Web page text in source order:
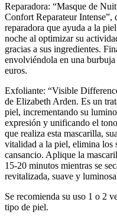
Reparadora: “Masque de
Confort Reparateur Intense”,
reparadora que ayuda a la
noche al optimizar su
gracias a sus ingredientes.
envolviéndola en una
euros.
Exfoliante: “Visible
de Elizabeth Arden. Es un
piel, incrementando su
expresión y unificando el
que realiza esta mascarilla,
vitalidad a la piel, elimina los
cansancio. Aplique la
15-20 minutos mientras se
revitalizada, suave y
Se recomienda su uso 1 o 2
tipo de piel.